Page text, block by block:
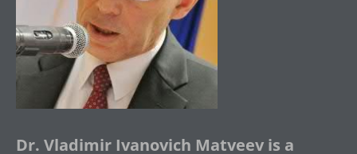
Dr. Vladimir Ivanovich Matveev is a